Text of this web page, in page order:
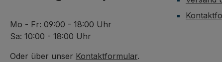
Mo - Fr: 09:00 - 18:00 Uhr
Sa: 10:00 - 18:00 Uhr
Oder über unser Kontaktformular.